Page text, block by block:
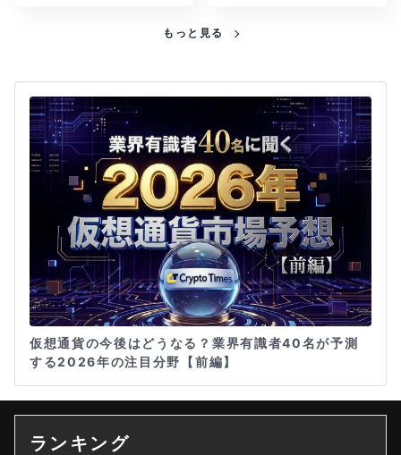
もっと見る
仮想通貨の今後はどうなる？業界有識者40名が予測
する2026年の注目分野【前編】
ランキング